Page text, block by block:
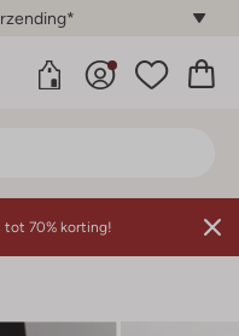
tot 70% korting!